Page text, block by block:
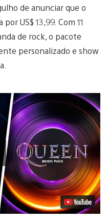
de anunciar que o
US$ 13,99. Com 11
de rock, o pacote
personalizado e show
Reproduzir
Vídeo